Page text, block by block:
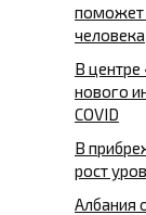
поможет
человека
В центре
нового
COVID
В
рост
Албания